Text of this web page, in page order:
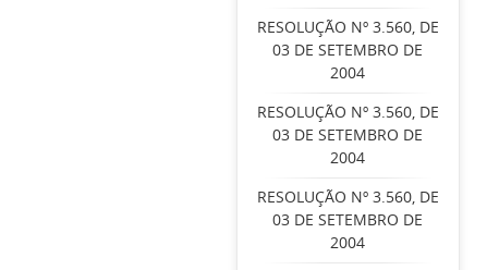
RESOLUÇÃO Nº 3.560, DE
03 DE SETEMBRO DE
2004
RESOLUÇÃO Nº 3.560, DE
03 DE SETEMBRO DE
2004
RESOLUÇÃO Nº 3.560, DE
03 DE SETEMBRO DE
2004